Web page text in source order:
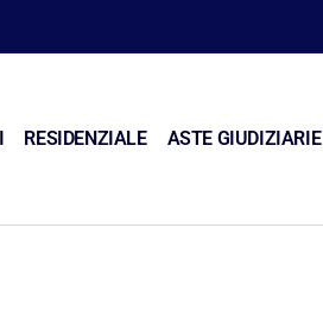
RESIDENZIALE ASTE GIUDIZIARIE